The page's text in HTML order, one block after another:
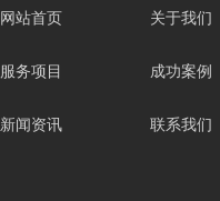
网站首页 关于我们
服务项目 成功案例
新闻资讯 联系我们